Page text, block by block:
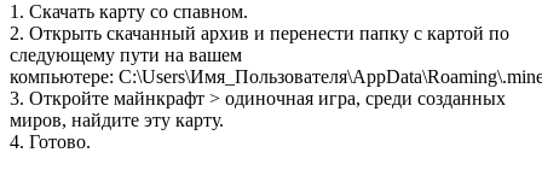
1. Скачать карту со спавном.
2. Открыть скачанный архив и перенести папку с картой по
следующему пути на вашем
компьютере:
3. Откройте майнкрафт > одиночная игра, среди созданных
миров, найдите эту карту.
4. Готово.